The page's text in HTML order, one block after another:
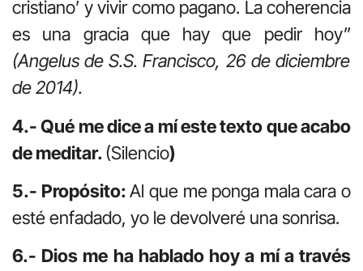
cristiano’ y vivir como pagano. La coherencia
es una gracia que hay que pedir hoy”
(Angelus de S.S. Francisco, 26 de diciembre
de 2014).
4.- Qué me dice a mí este texto que acabo
de meditar.(Silencio)
5.- Propósito:Al que me ponga mala cara o
esté enfadado, yo le devolveré una sonrisa.
6.- Dios me ha hablado hoy a mí a través